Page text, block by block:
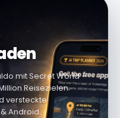
mit Secret World —
Reisezielen.
versteckte
Android.